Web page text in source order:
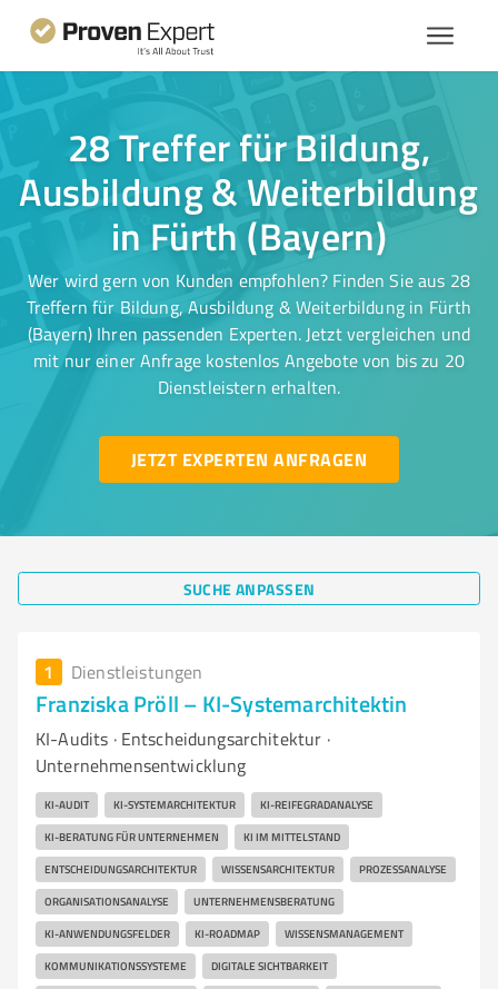
28 Treffer für Bildung,
Ausbildung & Weiterbildung
in Fürth (Bayern)
Wer wird gern von Kunden empfohlen? Finden Sie aus 28
Treffern für Bildung, Ausbildung & Weiterbildung in Fürth
(Bayern) Ihren passenden Experten. Jetzt vergleichen und
mit nur einer Anfrage kostenlos Angebote von bis zu 20
Dienstleistern erhalten.
JETZT EXPERTEN ANFRAGEN
SUCHE ANPASSEN
1 Dienstleistungen
Franziska Pröll – KI-Systemarchitektin
KI-Audits · Entscheidungsarchitektur ·
Unternehmensentwicklung
KI-AUDIT KI-SYSTEMARCHITEKTUR KI-REIFEGRADANALYSE
KI-BERATUNG FÜR UNTERNEHMEN KI IM MITTELSTAND
ENTSCHEIDUNGSARCHITEKTUR WISSENSARCHITEKTUR PROZESSANALYSE
ORGANISATIONSANALYSE UNTERNEHMENSBERATUNG
KI-ANWENDUNGSFELDER KI-ROADMAP WISSENSMANAGEMENT
KOMMUNIKATIONSSYSTEME DIGITALE SICHTBARKEIT